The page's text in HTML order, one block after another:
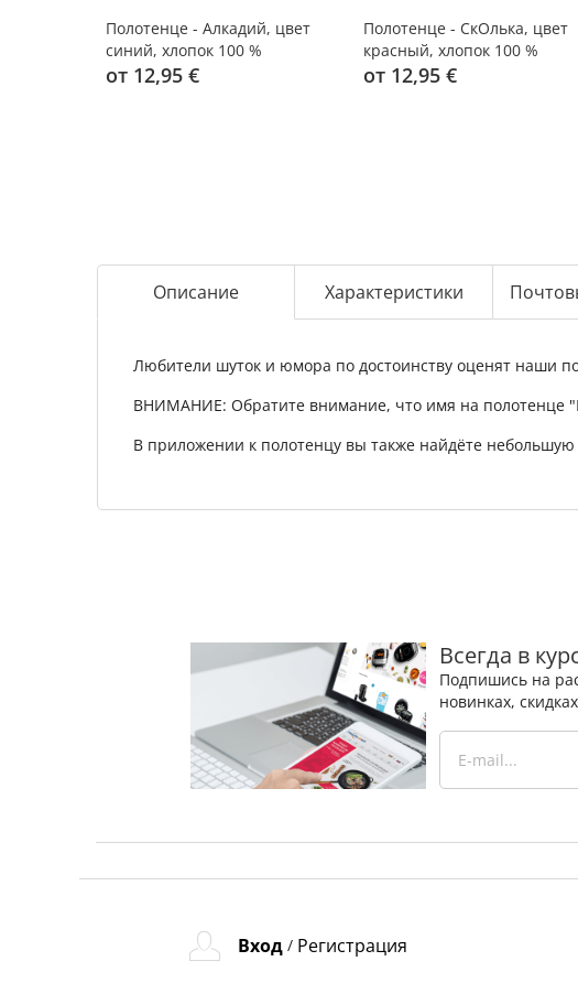
Полотенце - Алкадий, цвет
синий, хлопок 100 %
от 12,95 €
Полотенце - СкОлька, цвет
красный, хлопок 100 %
от 12,95 €
Описание Характеристики
Любители шуток и юмора по достоинству оценят наши
ВНИМАНИЕ: Обратите внимание, что имя на
В приложении к полотенцу вы также найдёте
Всегда в
Подпишись на
новинках,
Вход / Регистрация